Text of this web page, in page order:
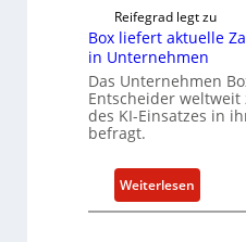
i
m
m
t
M
i
h
l
Reifegrad legt zu
Box liefert aktuelle
in Unternehmen
Das Unternehmen
Entscheider
des KI-Einsatzes in
befragt.
Weiterlesen
B